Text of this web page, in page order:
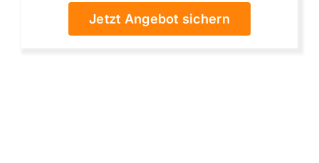
Jetzt Angebot sichern